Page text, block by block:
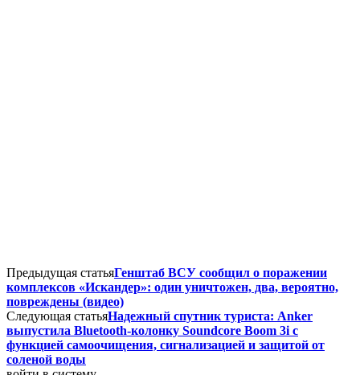
Предыдущая статьяГенштаб ВСУ сообщил о поражении
комплексов «Искандер»: один уничтожен, два, вероятно,
повреждены (видео)
Следующая статьяНадежный спутник туриста: Anker
выпустила Bluetooth-колонку Soundcore Boom 3i с
функцией самоочищения, сигнализацией и защитой от
соленой воды